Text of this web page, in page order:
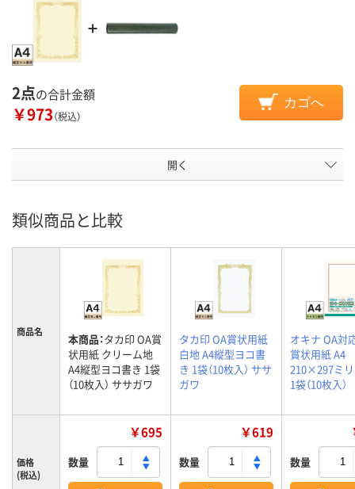
2点の合計金額
￥973（税込）
カゴへ
開く
類似商品と比較
商品名 本商品：タカ印 OA賞
状用紙 クリーム地
A4縦型ヨコ書き 1袋
（10枚入） ササガワ
タカ印 OA賞状用紙
白地 A4縦型ヨコ書
き 1袋（10枚入） ササ
ガワ
オキナ OA対
賞状用紙 A4
210×297ミリ
1袋（10枚入）
価格
(税込)
￥695
数量
￥619
数量 数量